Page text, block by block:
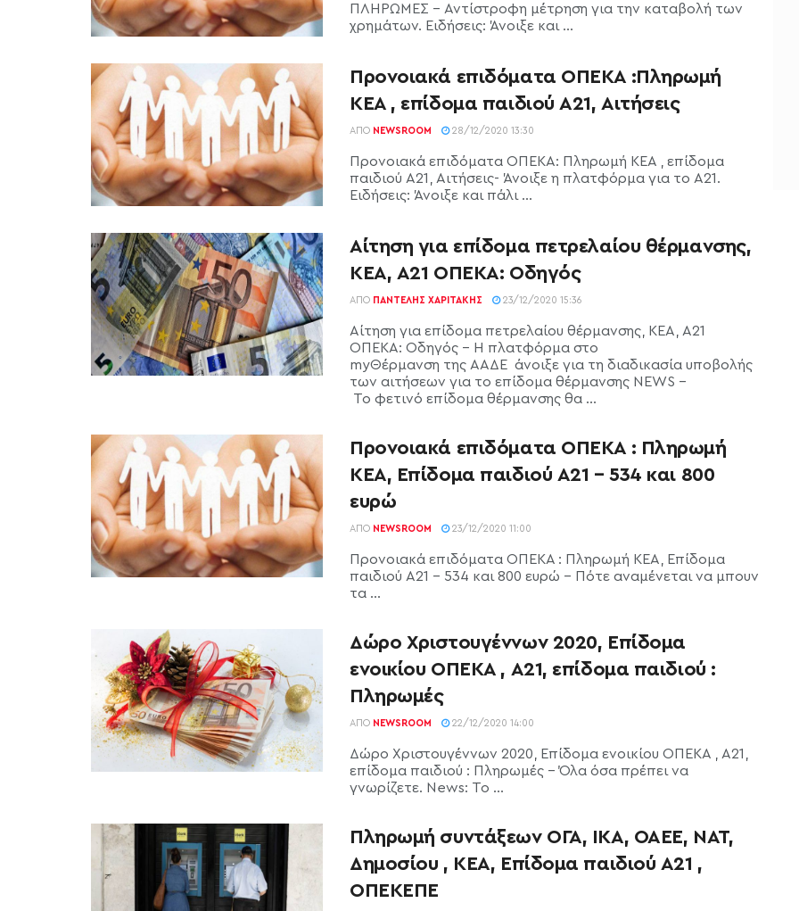
ΠΛΗΡΩΜΕΣ - Αντίστροφη μέτρηση για την καταβολή των
χρημάτων. Ειδήσεις: Άνοιξε και ...
Προνοιακά επιδόματα ΟΠΕΚΑ :Πληρωμή
ΚΕΑ , επίδομα παιδιού Α21, Αιτήσεις
ΑΠΌ NEWSROOM 28/12/2020 13:30
Προνοιακά επιδόματα ΟΠΕΚΑ: Πληρωμή ΚΕΑ , επίδομα
παιδιού Α21, Αιτήσεις- Άνοιξε η πλατφόρμα για το Α21.
Ειδήσεις: Άνοιξε και πάλι ...
Αίτηση για επίδομα πετρελαίου θέρμανσης,
ΚΕΑ, Α21 ΟΠΕΚΑ: Οδηγός
ΑΠΌ ΠΑΝΤΕΛΉΣ ΧΑΡΙΤΆΚΗΣ 23/12/2020 15:36
Αίτηση για επίδομα πετρελαίου θέρμανσης, ΚΕΑ, Α21
ΟΠΕΚΑ: Οδηγός - Η πλατφόρμα στο
myΘέρμανση της ΑΑΔΕ άνοιξε για τη διαδικασία υποβολής
των αιτήσεων για το επίδομα θέρμανσης NEWS –
Το φετινό επίδομα θέρμανσης θα ...
Προνοιακά επιδόματα ΟΠΕΚΑ : Πληρωμή
ΚΕΑ, Επίδομα παιδιού Α21 – 534 και 800
ευρώ
ΑΠΌ NEWSROOM 23/12/2020 11:00
Προνοιακά επιδόματα ΟΠΕΚΑ : Πληρωμή ΚΕΑ, Επίδομα
παιδιού Α21 - 534 και 800 ευρώ - Πότε αναμένεται να μπουν
τα ...
Δώρο Χριστουγέννων 2020, Επίδομα
ενοικίου ΟΠΕΚΑ , Α21, επίδομα παιδιού :
Πληρωμές
ΑΠΌ NEWSROOM 22/12/2020 14:00
Δώρο Χριστουγέννων 2020, Επίδομα ενοικίου ΟΠΕΚΑ , Α21,
επίδομα παιδιού : Πληρωμές - Όλα όσα πρέπει να
γνωρίζετε. News: Το ...
Πληρωμή συντάξεων ΟΓΑ, ΙΚΑ, ΟΑΕΕ, ΝΑΤ,
Δημοσίου , ΚΕΑ, Επίδομα παιδιού Α21 ,
ΟΠΕΚΕΠΕ